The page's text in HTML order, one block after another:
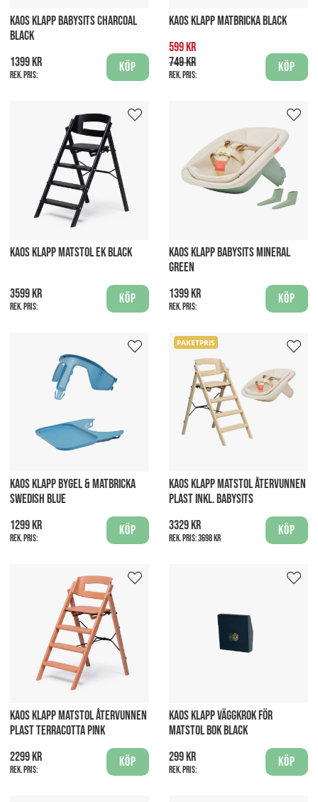
KAOS KLAPP BABYSITS CHARCOAL
BLACK
1399 kr
Rek. pris:
Köp
KAOS KLAPP MATBRICKA BLACK
599 kr
749 kr
Rek. pris:
Köp
KAOS KLAPP MATSTOL EK BLACK
3599 kr
Rek. pris:
Köp
KAOS KLAPP BABYSITS MINERAL
GREEN
1399 kr
Rek. pris:
Köp
KAOS KLAPP BYGEL & MATBRICKA
SWEDISH BLUE
1299 kr
Rek. pris:
Köp
PAKETPRIS
KAOS KLAPP MATSTOL ÅTERVUNNEN
PLAST INKL. BABYSITS
3329 kr
Rek. pris:3698 kr
Köp
KAOS KLAPP MATSTOL ÅTERVUNNEN
PLAST TERRACOTTA PINK
2299 kr
Rek. pris:
Köp
KAOS KLAPP VÄGGKROK FÖR
MATSTOL BOK BLACK
299 kr
Rek. pris:
Köp